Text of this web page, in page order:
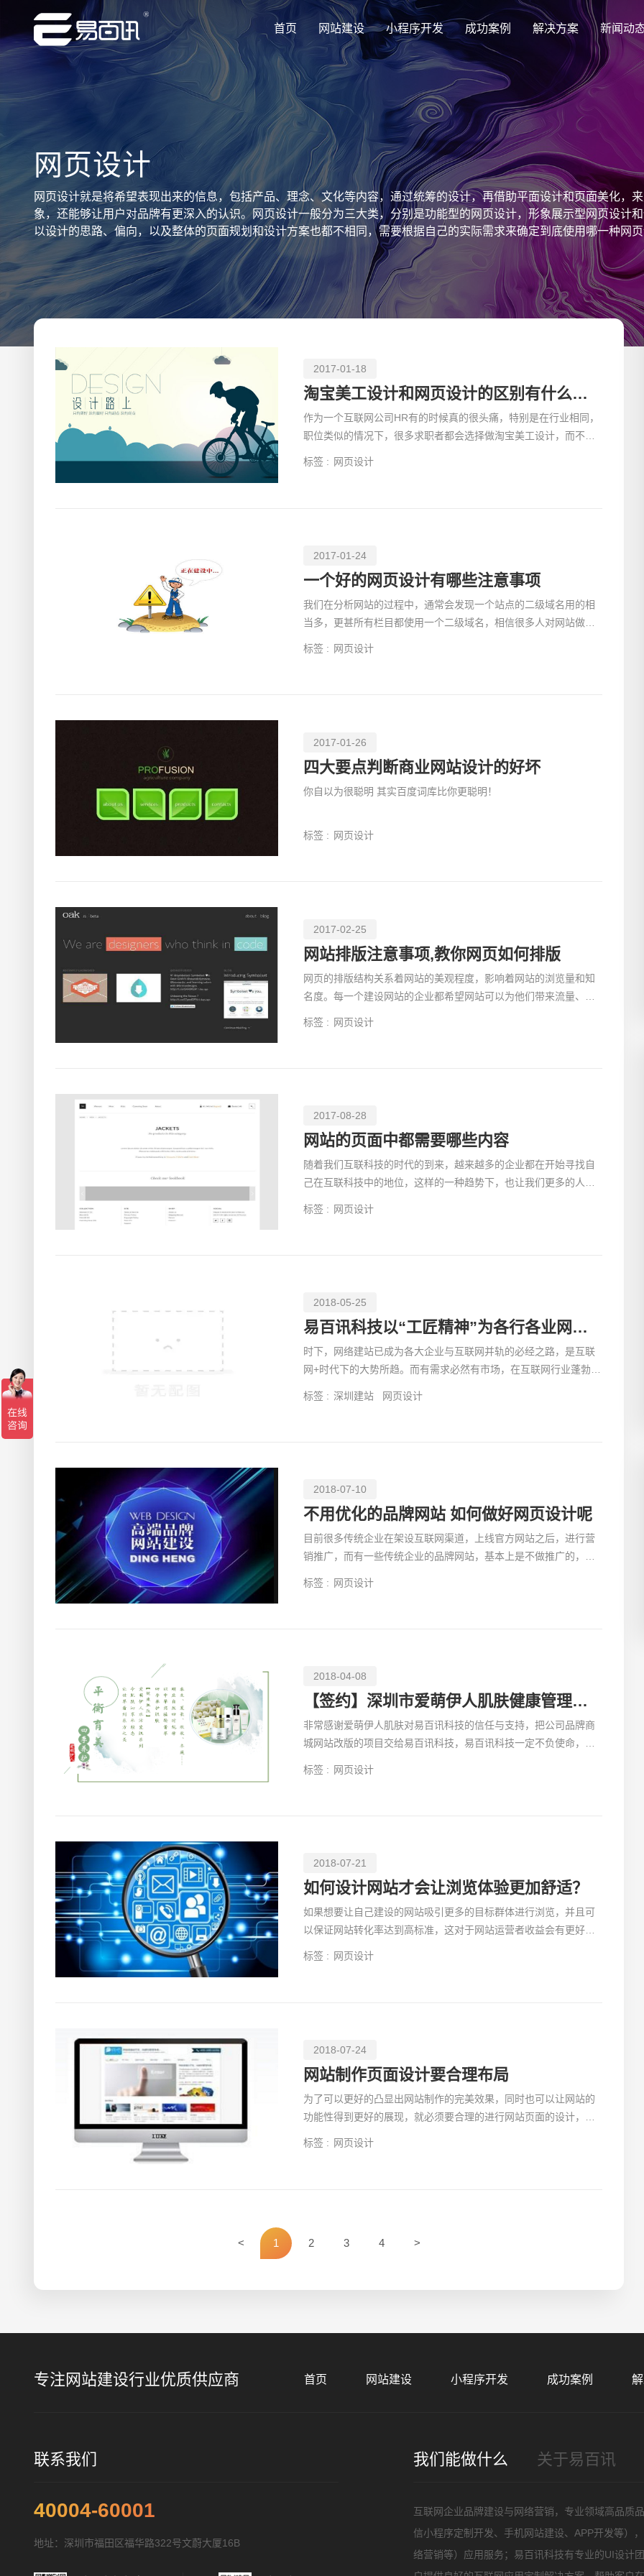
首页 网站建设
专注网站建设行业优质供应商
创意品牌型网站建设
企业品牌高端网站设计
响应式网站建设
适应各个终端设备网站
购物商城系统开发
零售在线电子商务网站
小程序开发 成功案例
专注网站建设行业优质供应商 集团上市网站
集团大企上市公司
外贸出口网站
外贸进出口网站开发
企
创意
解决方案
专注网站建设行业优质供应商
解决方案
定制化视觉设计与互动策划方案
芯片半导体网站建设解决方
案
新能源行业
案
购物商城网站建设解决方案 品牌形象网
门户网站建设解决方案 营销型网站
新闻动
专注网站建设行业优质供应商 最新签约
Latest signing
行业新闻
Industry information
网
专注网站建设行业优质供应商 公司介绍
致力于互联网品牌建设
发展历程
一路走来感谢您的陪伴
网页设计
网页设计就是将希望表现出来的信息，包括产品、理念、文化等内容，通过统筹的设计，再借助平面设计和页面美化，
象，还能够让用户对品牌有更深入的认识。网页设计一般分为三大类，分别是功能型的网页设计，形象展示型网页设计
以设计的思路、偏向，以及整体的页面规划和设计方案也都不相同，需要根据自己的实际需求来确定到底使用哪一种网
2017-01-18
淘宝美工设计和网页设计的区别有什么关系
作为一个互联网公司HR有的时候真的很头痛，特别是在行业相同，
职位类似的情况下，很多求职者都会选择做淘宝美工设计，而不愿
标签 : 网页设计
2017-01-24
一个好的网页设计有哪些注意事项
我们在分析网站的过程中，通常会发现一个站点的二级域名用的相
当多，更甚所有栏目都使用一个二级域名，相信很多人对网站做二
标签 : 网页设计
2017-01-26
四大要点判断商业网站设计的好坏
你自以为很聪明 其实百度词库比你更聪明！
标签 : 网页设计
2017-02-25
网站排版注意事项,教你网页如何排版
网页的排版结构关系着网站的美观程度，影响着网站的浏览量和知
名度。每一个建设网站的企业都希望网站可以为他们带来流量、带
标签 : 网页设计
2017-08-28
网站的页面中都需要哪些内容
随着我们互联科技的时代的到来，越来越多的企业都在开始寻找自
己在互联科技中的地位，这样的一种趋势下，也让我们更多的人开
标签 : 网页设计
2018-05-25
易百讯科技以“工匠精神”为各行各业网站建设客户助力
时下，网络建站已成为各大企业与互联网并轨的必经之路，是互联
网+时代下的大势所趋。而有需求必然有市场，在互联网行业蓬勃发
标签 : 深圳建站 网页设计
2018-07-10
不用优化的品牌网站 如何做好网页设计呢
目前很多传统企业在架设互联网渠道，上线官方网站之后，进行营
销推广，而有一些传统企业的品牌网站，基本上是不做推广的，虽
标签 : 网页设计
2018-04-08
【签约】深圳市爱萌伊人肌肤健康管理有限公司品牌网站设计
非常感谢爱萌伊人肌肤对易百讯科技的信任与支持，把公司品牌商
城网站改版的项目交给易百讯科技，易百讯科技一定不负使命，尽
标签 : 网页设计
2018-07-21
如何设计网站才会让浏览体验更加舒适？
如果想要让自己建设的网站吸引更多的目标群体进行浏览，并且可
以保证网站转化率达到高标准，这对于网站运营者收益会有更好的
标签 : 网页设计
2018-07-24
网站制作页面设计要合理布局
为了可以更好的凸显出网站制作的完美效果，同时也可以让网站的
功能性得到更好的展现，就必须要合理的进行网站页面的设计，自
标签 : 网页设计
< 1 2 3 4 >
专注网站建设行业优质供应商 首页 网站建设 小程序开发 成功案例
联系我们
40004-60001
地址：深圳市福田区福华路322号文蔚大厦16B
我们能做什么 关于易百讯
互联网企业品牌建设与网络营销，专业领域高品质
信小程序定制开发、手机网站建设、APP开发等）
络营销等）应用服务；易百讯科技有专业的UI设计